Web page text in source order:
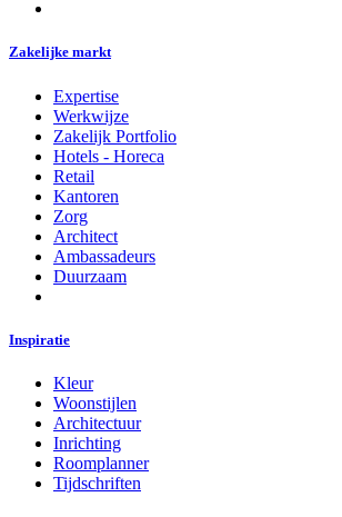
Zakelijke markt
Expertise
Werkwijze
Zakelijk Portfolio
Hotels - Horeca
Retail
Kantoren
Zorg
Architect
Ambassadeurs
Duurzaam
Inspiratie
Kleur
Woonstijlen
Architectuur
Inrichting
Roomplanner
Tijdschriften